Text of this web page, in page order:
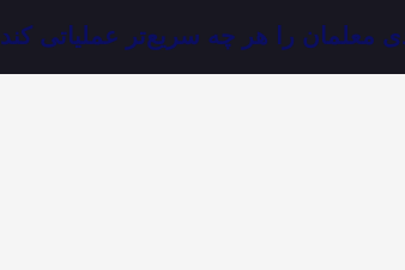
معلمان را هر چه سریع‌تر عملیاتی کند